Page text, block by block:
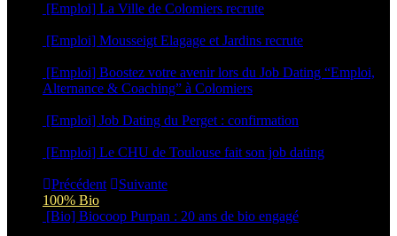
[Emploi] La Ville de Colomiers recrute
[Emploi] Mousseigt Elagage et Jardins recrute
[Emploi] Boostez votre avenir lors du Job Dating “Emploi,
Alternance & Coaching” à Colomiers
[Emploi] Job Dating du Perget : confirmation
[Emploi] Le CHU de Toulouse fait son job dating
Précédent
Suivante
100% Bio
[Bio] Biocoop Purpan : 20 ans de bio engagé